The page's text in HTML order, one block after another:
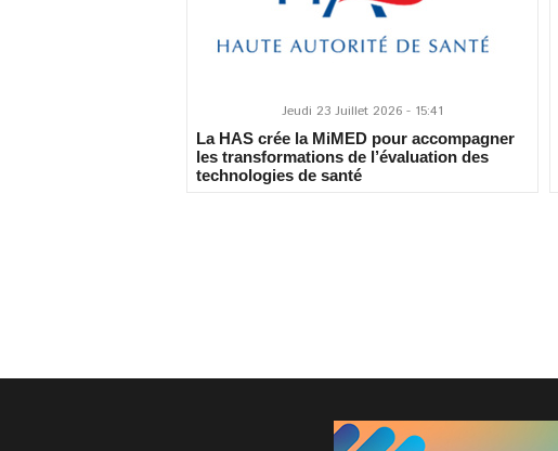
Jeudi 23 Juillet 2026 - 15:41
La HAS crée la MiMED pour accompagner
les transformations de l’évaluation des
technologies de santé